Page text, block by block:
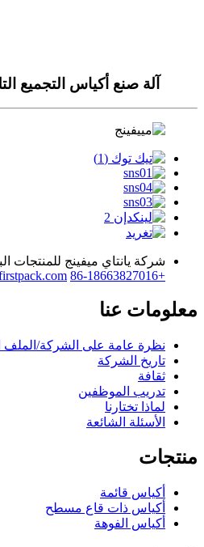
آلة صنع أكياس التجميع
شركة يانتاي ميفينج للمنتجات
+86-18663827016
معلومات عنا
نظرة عامة على الشركة/
تاريخ الشركة
ثقافة
تدريب الموظفين
لماذا تختارنا
الأسئلة الشائعة
منتجات
أكياس قائمة
أكياس ذات قاع مسطح
أكياس الفوهة